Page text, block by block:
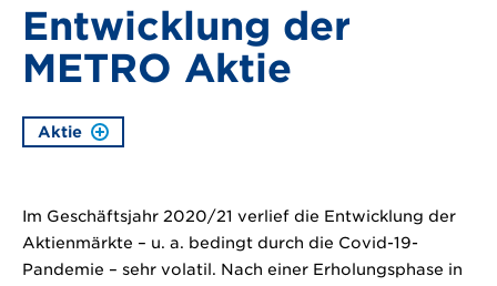
Entwicklung der
METRO Aktie
Aktie
Im Geschäftsjahr 2020/21 verlief die Entwicklung der
Aktienmärkte – u. a. bedingt durch die Covid-19-
Pandemie – sehr volatil. Nach einer Erholungsphase in